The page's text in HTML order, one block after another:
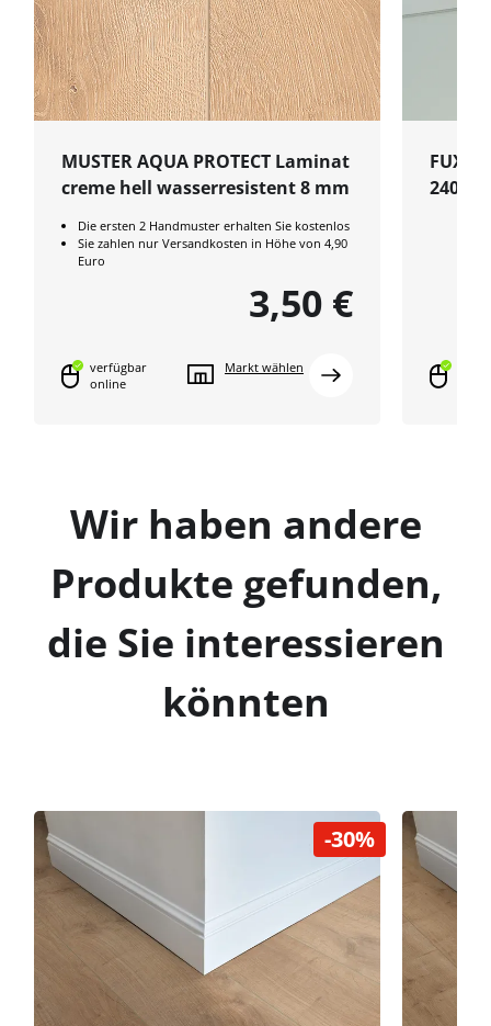
MUSTER AQUA PROTECT Laminat
creme hell wasserresistent 8 mm
Die ersten 2 Handmuster erhalten Sie kostenlos
Sie zahlen nur Versandkosten in Höhe von 4,90
Euro
3,50 €
verfügbar
online
Markt wählen
FUXX
Wir haben andere
Produkte gefunden,
die Sie interessieren
könnten
-30%